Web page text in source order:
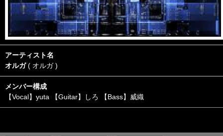
アーティスト名
オルガ( オルガ )
メンバー構成
【Vocal】yuta 【Guitar】しろ 【Bass】威織